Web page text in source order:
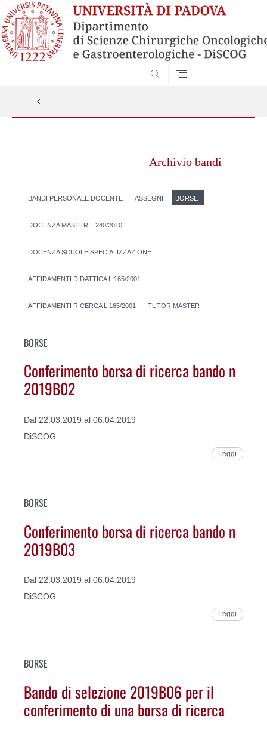
Archivio bandi
BANDI PERSONALE DOCENTE ASSEGNI BORSE
DOCENZA MASTER L.240/2010
DOCENZA SCUOLE SPECIALIZZAZIONE
AFFIDAMENTI DIDATTICA L.165/2001
AFFIDAMENTI RICERCA L.165/2001 TUTOR MASTER
BORSE
Conferimento borsa di ricerca bando n
2019B02
Dal 22.03.2019 al 06.04.2019
DiSCOG
Leggi
BORSE
Conferimento borsa di ricerca bando n
2019B03
Dal 22.03.2019 al 06.04.2019
DiSCOG
Leggi
BORSE
Bando di selezione 2019B06 per il
conferimento di una borsa di ricerca